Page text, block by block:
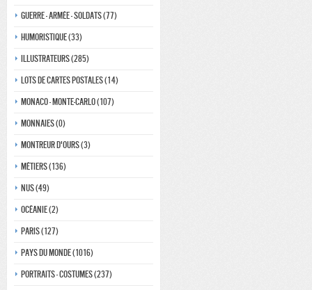
Guerre - Armée - Soldats (77)
Humoristique (33)
Illustrateurs (285)
Lots de Cartes Postales (14)
Monaco - monte-carlo (107)
Monnaies (0)
Montreur d'ours (3)
Métiers (136)
Nus (49)
Océanie (2)
Paris (127)
Pays du monde (1016)
Portraits - costumes (237)